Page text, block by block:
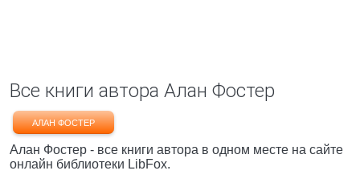
Все книги автора Алан Фостер
АЛАН ФОСТЕР
Алан Фостер - все книги автора в одном месте на сайте
онлайн библиотеки LibFox.